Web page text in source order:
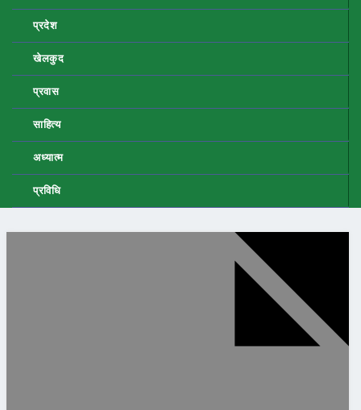
प्रदेश
खेलकुद
प्रवास
साहित्य
अध्यात्म
प्रविधि